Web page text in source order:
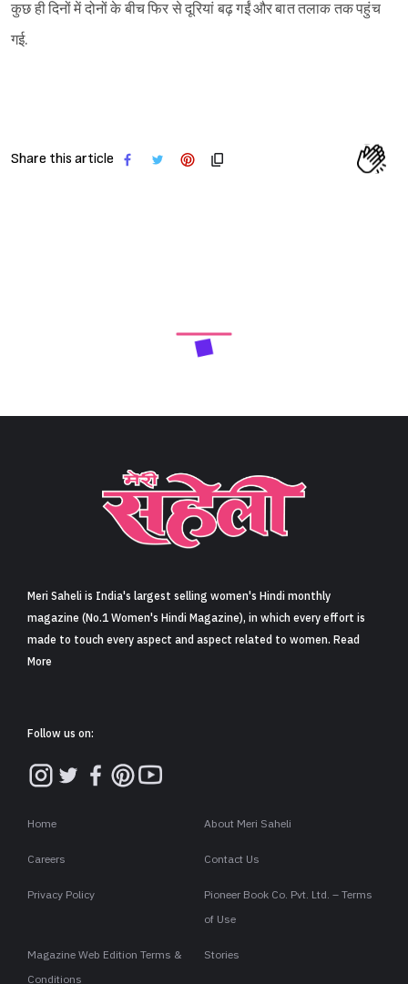
कुछ ही दिनों में दोनों के बीच फिर से दूरियां बढ़ गईं और बात तलाक तक पहुंच
गई.
Share this article
Meri Saheli is India's largest selling women's Hindi monthly
magazine (No.1 Women's Hindi Magazine), in which every effort is
made to touch every aspect and aspect related to women. Read
More
Follow us on:
Home About Meri Saheli
Careers Contact Us
Privacy Policy
Pioneer Book Co. Pvt. Ltd. – Terms
of Use
Magazine Web Edition Terms &
Conditions
Stories